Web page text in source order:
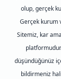
olup, gerçek
Gerçek kurum
Sitemiz, kar
düşündüğünüz
bildirmeniz